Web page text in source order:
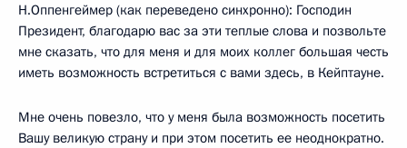
Н.Оппенгеймер (как переведено синхронно): Господин
Президент, благодарю вас за эти теплые слова и позвольте
мне сказать, что для меня и для моих коллег большая честь
иметь возможность встретиться с вами здесь, в Кейптауне.
Мне очень повезло, что у меня была возможность посетить
Вашу великую страну и при этом посетить ее неоднократно.